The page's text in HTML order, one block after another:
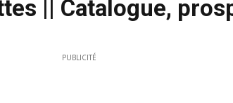
|| Catalogue,
PUBLICITÉ